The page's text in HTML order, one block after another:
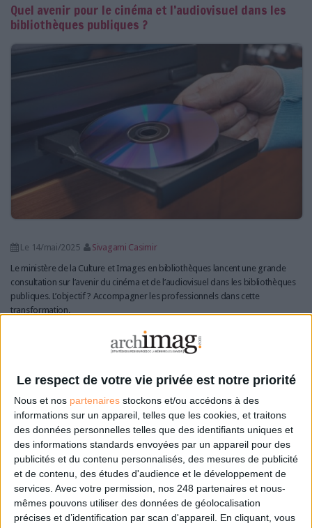
Le respect de votre vie privée est notre priorité
Nous et nos partenaires stockons et/ou accédons à des
informations sur un appareil, telles que les cookies, et traitons
des données personnelles telles que des identifiants uniques et
des informations standards envoyées par un appareil pour des
publicités et du contenu personnalisés, des mesures de publicité
et de contenu, des études d'audience et le développement de
services. Avec votre permission, nos 248 partenaires et nous-
mêmes pouvons utiliser des données de géolocalisation
précises et d’identification par scan d'appareil. En cliquant, vous
Quel avenir pour le cinéma et l’audiovisuel dans les
bibliothèques publiques ?
Le 14/mai/2025
Sivagami Casimir
Le ministère de la Culture et Images en bibliothèques lancent une grande
consultation sur l’avenir du cinéma et de l’audiovisuel dans les bibliothèques
publiques. L’objectif ? Accompagner les professionnels dans cette
transformation.
Marion Demonteil-Mouleyre : donner une place au jeu
en médiathèque